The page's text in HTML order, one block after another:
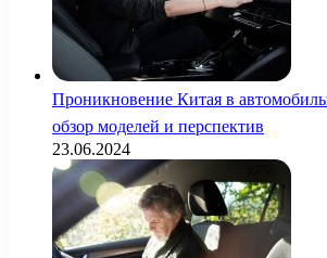
Проникновение Китая в
обзор моделей и перспектив
23.06.2024